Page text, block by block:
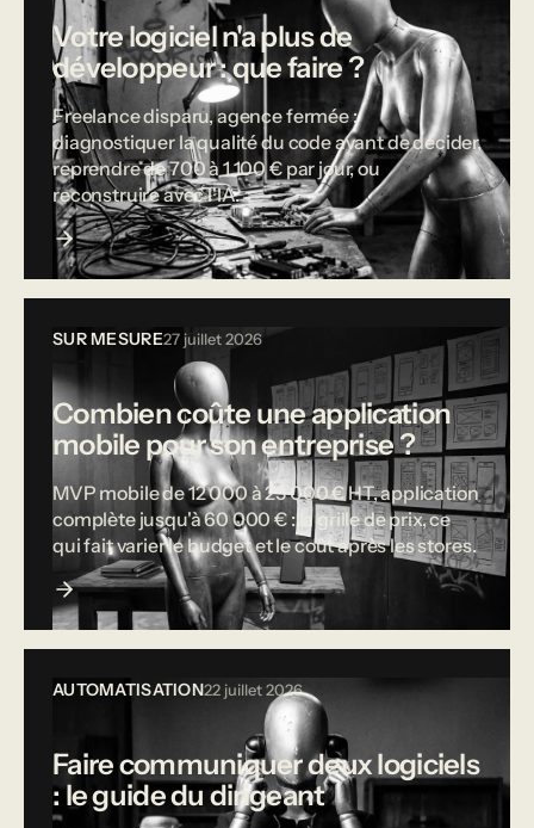
Votre logiciel n'a plus de
développeur : que faire ?
Freelance disparu, agence fermée :
diagnostiquer la qualité du code avant de décider,
reprendre de 700 à 1 100 € par jour, ou
reconstruire avec l'IA.
SUR MESURE27 juillet 2026
Combien coûte une application
mobile pour son entreprise ?
MVP mobile de 12 000 à 25 000 € HT, application
complète jusqu'à 60 000 € : la grille de prix, ce
qui fait varier le budget et le coût après les stores.
AUTOMATISATION22 juillet 2026
Faire communiquer deux logiciels
: le guide du dirigeant